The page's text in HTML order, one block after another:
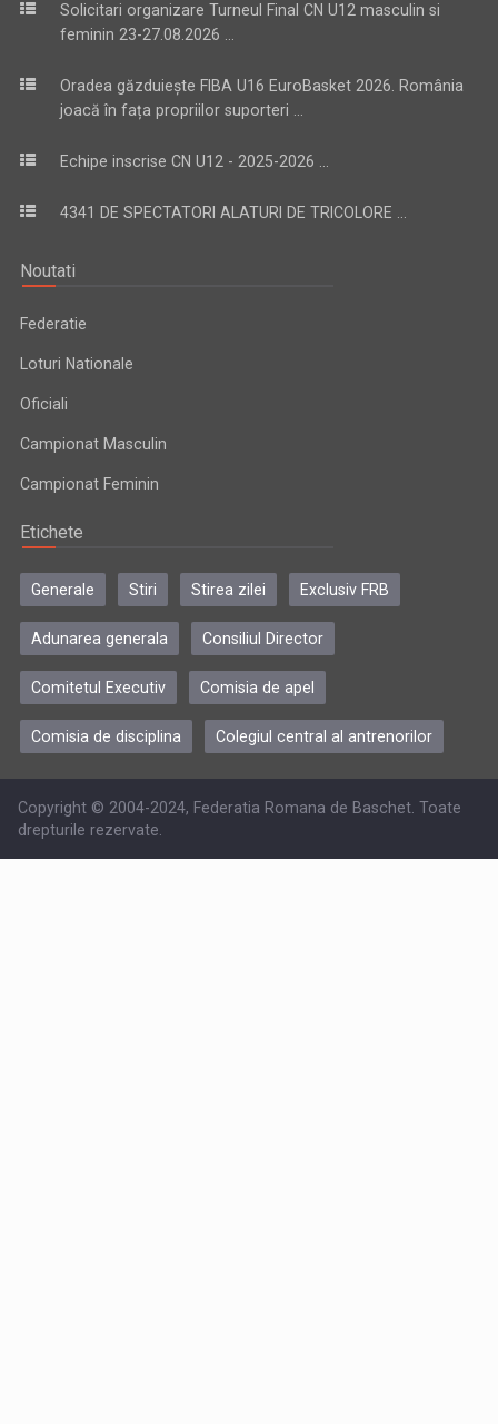
Solicitari organizare Turneul Final CN U12 masculin si
feminin 23-27.08.2026 ...
Oradea găzduiește FIBA U16 EuroBasket 2026. România
joacă în fața propriilor suporteri ...
Echipe inscrise CN U12 - 2025-2026 ...
4341 DE SPECTATORI ALATURI DE TRICOLORE ...
Noutati
Federatie
Loturi Nationale
Oficiali
Campionat Masculin
Campionat Feminin
Etichete
Generale Stiri Stirea zilei Exclusiv FRB
Adunarea generala Consiliul Director
Comitetul Executiv Comisia de apel
Comisia de disciplina Colegiul central al antrenorilor
Copyright © 2004-2024, Federatia Romana de Baschet. Toate
drepturile rezervate.